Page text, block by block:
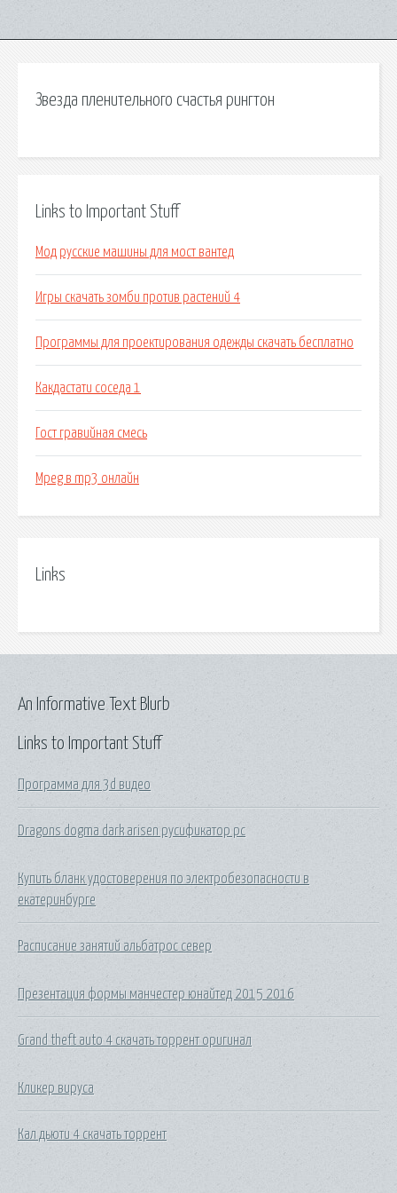
Звезда пленительного счастья рингтон
Links to Important Stuff
Мод русские машины для мост вантед
Игры скачать зомби против растений 4
Программы для проектирования одежды скачать бесплатно
Какдастати соседа 1
Гост гравийная смесь
Mpeg в mp3 онлайн
Links
Links to Important Stuff
Программа для 3d видео
Dragons dogma dark arisen русификатор pc
Купить бланк удостоверения по электробезопасности в
екатеринбурге
Расписание занятий альбатрос север
Презентация формы манчестер юнайтед 2015 2016
Grand theft auto 4 скачать торрент оригинал
Кликер вируса
Кал дьюти 4 скачать торрент
An Informative Text Blurb